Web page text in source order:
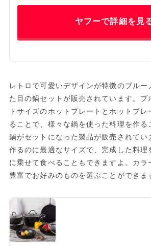
ヤフーで詳細を見
レトロで可愛いデザインが特徴のブルー
た目の鍋セットが販売されています。ブ
トサイズのホットプレートとホットプ
ることで、様々な鍋を使った料理を作る
鍋がセットになった製品が販売されてい
作るのに最適なサイズで、完成した料理
に乗せて食べることもできますよ。カラ
豊富でお好みのものを選ぶことができま